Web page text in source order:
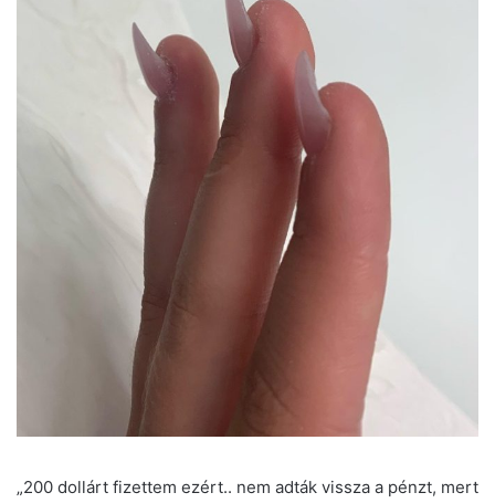
„200 dollárt fizettem ezért.. nem adták vissza a pénzt, mert